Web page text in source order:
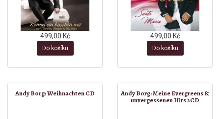
499,00 Kč
Do košíku
499,00 Kč
Do košíku
Andy Borg: Weihnachten CD
Andy Borg: Meine Evergreens &
unvergessenen Hits 2CD